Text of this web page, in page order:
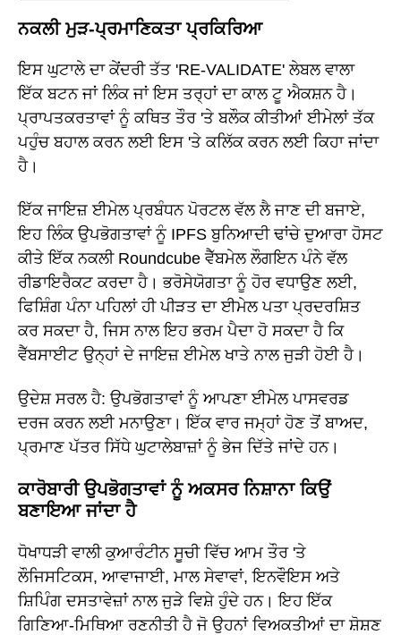
ਨਕਲੀ ਮੁੜ-ਪ੍ਰਮਾਣਿਕਤਾ ਪ੍ਰਕਿਰਿਆ
ਇਸ ਘੁਟਾਲੇ ਦਾ ਕੇਂਦਰੀ ਤੱਤ 'RE-VALIDATE' ਲੇਬਲ ਵਾਲਾ
ਇੱਕ ਬਟਨ ਜਾਂ ਲਿੰਕ ਜਾਂ ਇਸ ਤਰ੍ਹਾਂ ਦਾ ਕਾਲ ਟੂ ਐਕਸ਼ਨ ਹੈ।
ਪ੍ਰਾਪਤਕਰਤਾਵਾਂ ਨੂੰ ਕਥਿਤ ਤੌਰ 'ਤੇ ਬਲੌਕ ਕੀਤੀਆਂ ਈਮੇਲਾਂ ਤੱਕ
ਪਹੁੰਚ ਬਹਾਲ ਕਰਨ ਲਈ ਇਸ 'ਤੇ ਕਲਿੱਕ ਕਰਨ ਲਈ ਕਿਹਾ ਜਾਂਦਾ
ਹੈ।
ਇੱਕ ਜਾਇਜ਼ ਈਮੇਲ ਪ੍ਰਬੰਧਨ ਪੋਰਟਲ ਵੱਲ ਲੈ ਜਾਣ ਦੀ ਬਜਾਏ,
ਇਹ ਲਿੰਕ ਉਪਭੋਗਤਾਵਾਂ ਨੂੰ IPFS ਬੁਨਿਆਦੀ ਢਾਂਚੇ ਦੁਆਰਾ ਹੋਸਟ
ਕੀਤੇ ਇੱਕ ਨਕਲੀ Roundcube ਵੈੱਬਮੇਲ ਲੌਗਇਨ ਪੰਨੇ ਵੱਲ
ਰੀਡਾਇਰੈਕਟ ਕਰਦਾ ਹੈ। ਭਰੋਸੇਯੋਗਤਾ ਨੂੰ ਹੋਰ ਵਧਾਉਣ ਲਈ,
ਫਿਸ਼ਿੰਗ ਪੰਨਾ ਪਹਿਲਾਂ ਹੀ ਪੀੜਤ ਦਾ ਈਮੇਲ ਪਤਾ ਪ੍ਰਦਰਸ਼ਿਤ
ਕਰ ਸਕਦਾ ਹੈ, ਜਿਸ ਨਾਲ ਇਹ ਭਰਮ ਪੈਦਾ ਹੋ ਸਕਦਾ ਹੈ ਕਿ
ਵੈੱਬਸਾਈਟ ਉਨ੍ਹਾਂ ਦੇ ਜਾਇਜ਼ ਈਮੇਲ ਖਾਤੇ ਨਾਲ ਜੁੜੀ ਹੋਈ ਹੈ।
ਉਦੇਸ਼ ਸਰਲ ਹੈ: ਉਪਭੋਗਤਾਵਾਂ ਨੂੰ ਆਪਣਾ ਈਮੇਲ ਪਾਸਵਰਡ
ਦਰਜ ਕਰਨ ਲਈ ਮਨਾਉਣਾ। ਇੱਕ ਵਾਰ ਜਮ੍ਹਾਂ ਹੋਣ ਤੋਂ ਬਾਅਦ,
ਪ੍ਰਮਾਣ ਪੱਤਰ ਸਿੱਧੇ ਘੁਟਾਲੇਬਾਜ਼ਾਂ ਨੂੰ ਭੇਜ ਦਿੱਤੇ ਜਾਂਦੇ ਹਨ।
ਕਾਰੋਬਾਰੀ ਉਪਭੋਗਤਾਵਾਂ ਨੂੰ ਅਕਸਰ ਨਿਸ਼ਾਨਾ ਕਿਉਂ
ਬਣਾਇਆ ਜਾਂਦਾ ਹੈ
ਧੋਖਾਧੜੀ ਵਾਲੀ ਕੁਆਰੰਟੀਨ ਸੂਚੀ ਵਿੱਚ ਆਮ ਤੌਰ 'ਤੇ
ਲੌਜਿਸਟਿਕਸ, ਆਵਾਜਾਈ, ਮਾਲ ਸੇਵਾਵਾਂ, ਇਨਵੌਇਸ ਅਤੇ
ਸ਼ਿਪਿੰਗ ਦਸਤਾਵੇਜ਼ਾਂ ਨਾਲ ਜੁੜੇ ਵਿਸ਼ੇ ਹੁੰਦੇ ਹਨ। ਇਹ ਇੱਕ
ਗਿਣਿਆ-ਮਿਥਿਆ ਰਣਨੀਤੀ ਹੈ ਜੋ ਉਹਨਾਂ ਵਿਅਕਤੀਆਂ ਦਾ ਸ਼ੋਸ਼ਣ